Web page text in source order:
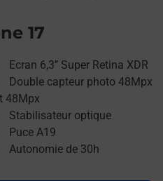
17
Ecran 6,3’’ Super Retina XDR
Double capteur photo 48Mpx
48Mpx
Stabilisateur optique
Puce A19
Autonomie de 30h